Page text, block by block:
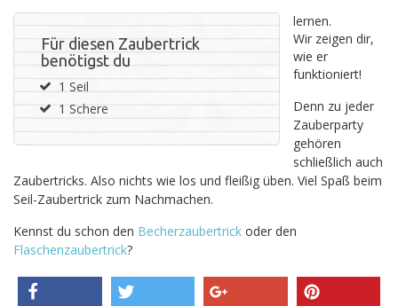
Für diesen Zaubertrick
benötigst du
1 Seil
1 Schere
lernen.
Wir zeigen dir,
wie er
funktioniert!
Denn zu jeder
Zauberparty
gehören
schließlich auch
Zaubertricks. Also nichts wie los und fleißig üben. Viel Spaß beim
Seil-Zaubertrick zum Nachmachen.
Kennst du schon den Becherzaubertrick oder den
Flaschenzaubertrick?